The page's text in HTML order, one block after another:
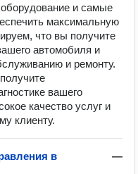
и самые
максимальную
что вы получите
автомобиля и
и ремонту.
вашего
качество услуг и
клиенту.
в
—